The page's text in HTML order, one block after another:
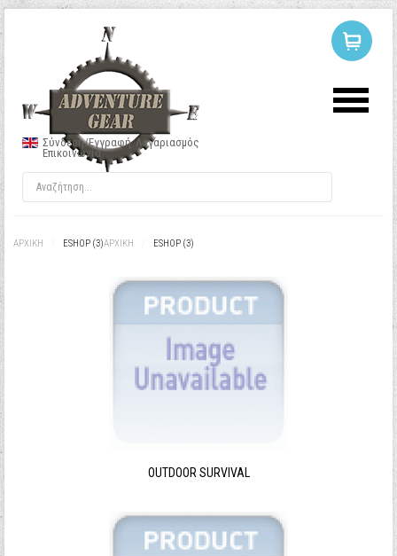
Σύνδεση/Εγγραφή Λογαριασμός
Επικοινωνία
ΑΡΧΙΚΉ ESHOP (3)ΑΡΧΙΚΉ ESHOP (3)
OUTDOOR SURVIVAL
ΣΥΝΔΕΣΗ
Κωδικός
Να με θυμάσαι